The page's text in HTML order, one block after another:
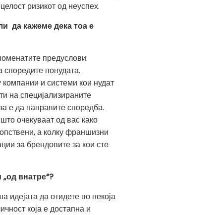
ризикот од неуспех.
да кажеме дека тоа е
предуслови:
понудата.
и системи кои нудат
на специјализираните
е да направите споредба.
очекуваат од вас како
а колку франшизни
за брендовите за кои сте
внатре“?
да отидете во некоја
која е достапна и